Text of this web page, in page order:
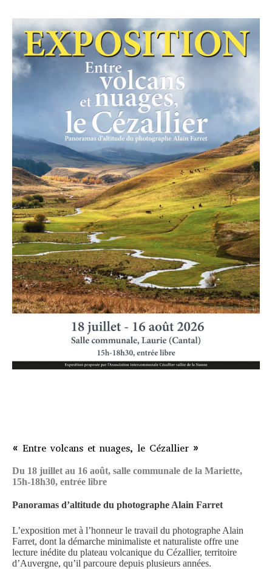
« Entre volcans et nuages, le Cézallier »
Du 18 juillet au 16 août, salle communale de la Mariette,
15h-18h30, entrée libre
Panoramas d’altitude du photographe Alain Farret
L’exposition met à l’honneur le travail du photographe Alain
Farret, dont la démarche minimaliste et naturaliste offre une
lecture inédite du plateau volcanique du Cézallier, territoire
d’Auvergne, qu’il parcoure depuis plusieurs années.